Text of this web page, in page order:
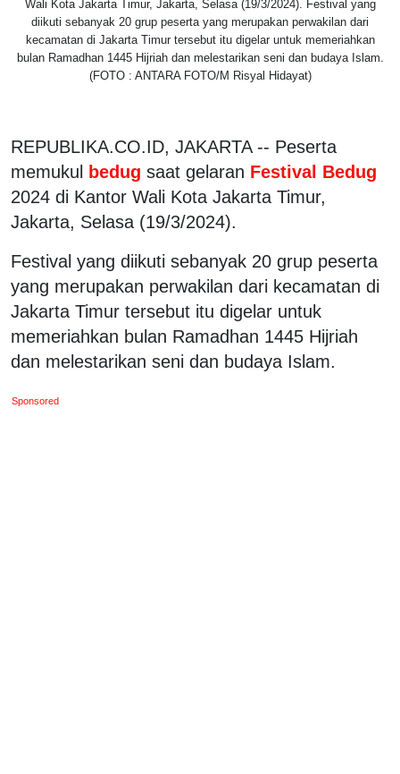
Wali Kota Jakarta Timur, Jakarta, Selasa (19/3/2024). Festival yang
diikuti sebanyak 20 grup peserta yang merupakan perwakilan dari
kecamatan di Jakarta Timur tersebut itu digelar untuk memeriahkan
bulan Ramadhan 1445 Hijriah dan melestarikan seni dan budaya Islam.
(FOTO : ANTARA FOTO/M Risyal Hidayat)
REPUBLIKA.CO.ID, JAKARTA -- Peserta
memukul
bedug saat gelaran Festival Bedug
2024 di Kantor Wali Kota Jakarta Timur,
Jakarta, Selasa (19/3/2024).
Festival yang diikuti sebanyak 20 grup peserta
yang merupakan perwakilan dari kecamatan di
Jakarta Timur tersebut itu digelar untuk
memeriahkan bulan Ramadhan 1445 Hijriah
dan melestarikan seni dan budaya Islam.
Sponsored